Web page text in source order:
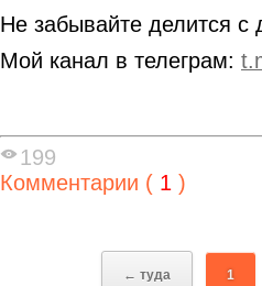
Не забывайте делится с
Мой канал в телеграм:
199
Комментарии ( 1 )
← туда 1